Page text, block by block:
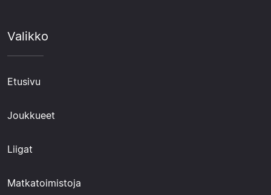
Valikko
Etusivu
Joukkueet
Liigat
Matkatoimistoja